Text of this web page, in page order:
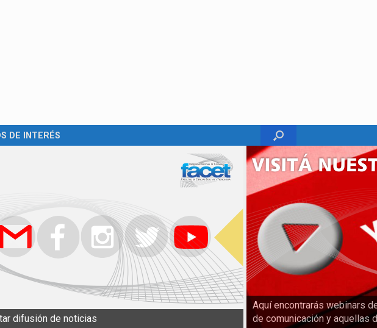
DE INTERÉS
difusión de noticias
Aquí encontrarás webinars
de comunicación y aquellas